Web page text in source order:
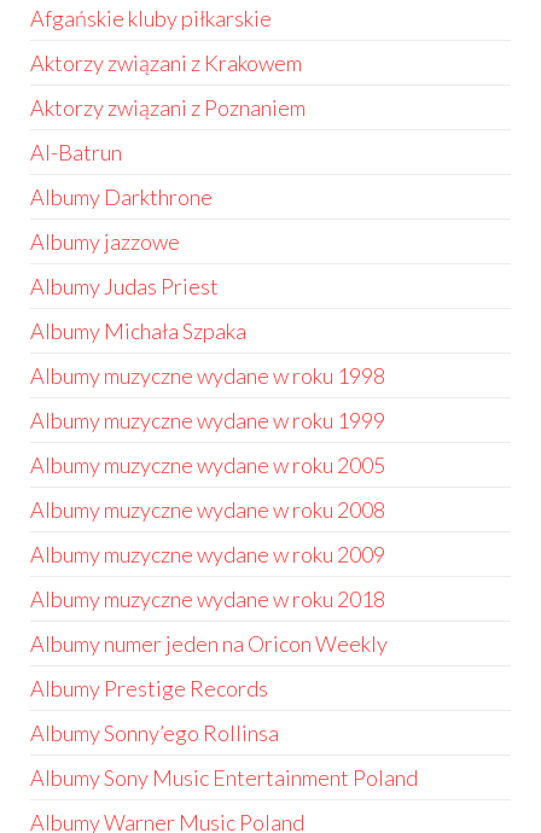
Afgańskie kluby piłkarskie
Aktorzy związani z Krakowem
Aktorzy związani z Poznaniem
Al-Batrun
Albumy Darkthrone
Albumy jazzowe
Albumy Judas Priest
Albumy Michała Szpaka
Albumy muzyczne wydane w roku 1998
Albumy muzyczne wydane w roku 1999
Albumy muzyczne wydane w roku 2005
Albumy muzyczne wydane w roku 2008
Albumy muzyczne wydane w roku 2009
Albumy muzyczne wydane w roku 2018
Albumy numer jeden na Oricon Weekly
Albumy Prestige Records
Albumy Sonny’ego Rollinsa
Albumy Sony Music Entertainment Poland
Albumy Warner Music Poland